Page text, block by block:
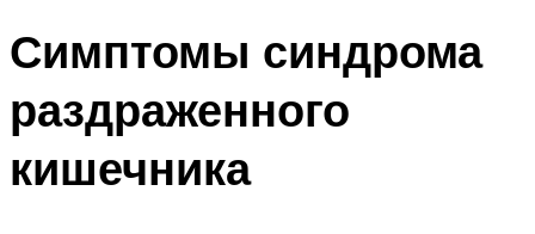
Симптомы синдрома
раздраженного
кишечника